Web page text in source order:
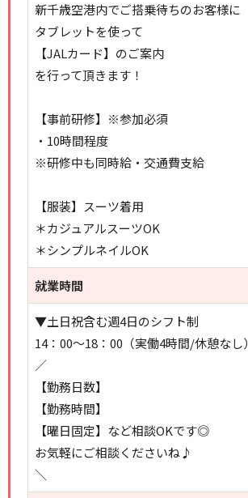
新千歳空港内でご搭乗待ちのお客様に
タブレットを使って
【JALカード】のご案内
を行って頂きます！
【事前研修】※参加必須
・10時間程度
※研修中も同時給・交通費支給
【服装】スーツ着用
＊カジュアルスーツOK
＊シンプルネイルOK
就業時間
▼土日祝含む週4日のシフト制
14：00～18：00（実働4時間/休憩なし）
／
【勤務日数】
【勤務時間】
【曜日固定】など相談OKです◎
お気軽にご相談くださいね♪
＼